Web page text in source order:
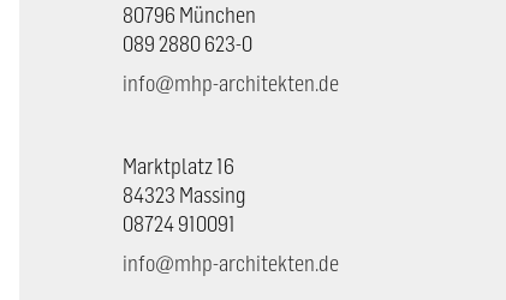
80796 München
089 2880 623-0
info@mhp-architekten.de
Marktplatz 16
84323 Massing
08724 910091
info@mhp-architekten.de